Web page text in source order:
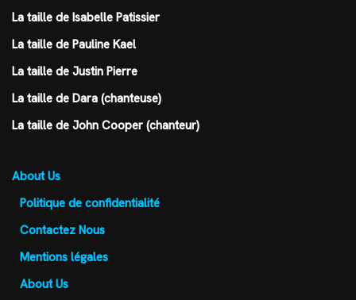
La taille de Isabelle Patissier
La taille de Pauline Kael
La taille de Justin Pierre
La taille de Dara (chanteuse)
La taille de John Cooper (chanteur)
About Us
Politique de confidentialité
Contactez Nous
Mentions légales
About Us